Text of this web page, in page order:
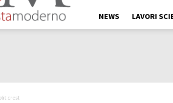
NEWS LAVORI
crest